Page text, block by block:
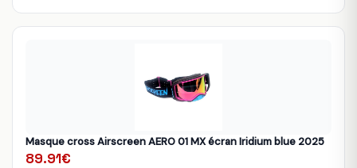
Masque cross Airscreen AERO 01 MX écran Iridium blue 2025
89.91€